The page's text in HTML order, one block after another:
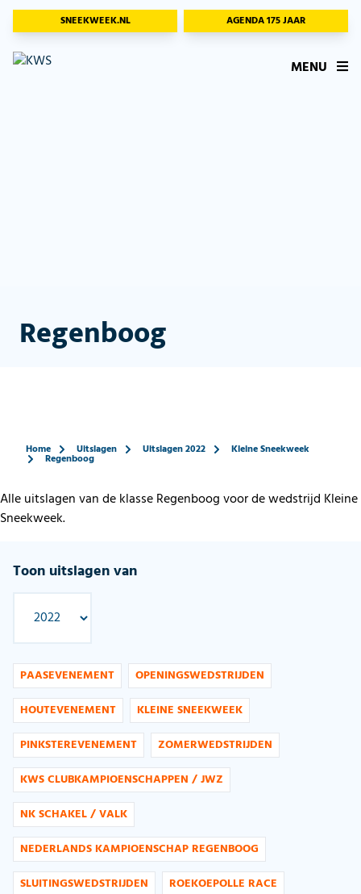
SNEEKWEEK.NL AGENDA 175 JAAR
MENU
Regenboog
Home Uitslagen Uitslagen 2022 Kleine Sneekweek
Regenboog
Alle uitslagen van de klasse Regenboog voor de wedstrijd Kleine
Sneekweek.
Toon uitslagen van
PAASEVENEMENT
OPENINGSWEDSTRIJDEN
HOUTEVENEMENT
KLEINE SNEEKWEEK
PINKSTEREVENEMENT
ZOMERWEDSTRIJDEN
KWS CLUBKAMPIOENSCHAPPEN / JWZ
NK SCHAKEL / VALK
NEDERLANDS KAMPIOENSCHAP REGENBOOG
SLUITINGSWEDSTRIJDEN
ROEKOEPOLLE RACE